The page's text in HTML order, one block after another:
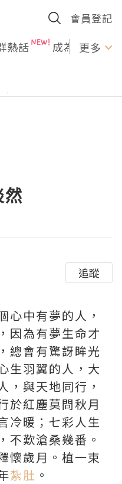
會員登記
熱話 成為U更多
然
追蹤
心中有夢的人，
因為有夢生命才
總會有驚訝眸光
生羽翼的人，大
，與天地同行，
於紅塵莫問秋月
冷暖；七彩人生
不歎滄桑幾番。
懷歲月。植一束
紮肚 。